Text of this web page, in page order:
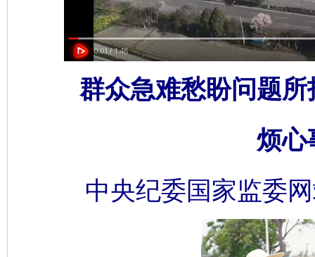
群众急难愁盼问题
烦心
中央纪委国家监委